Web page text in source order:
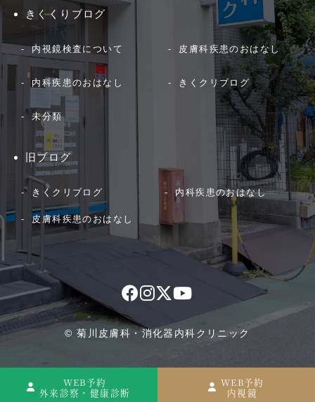
WEB予約
外来診察・健康診断
WEB予約
内視鏡
きくくりブログ
内視鏡検査について 皮膚科疾患のおはなし
内科疾患のおはなし きくクリブログ
未分類
旧ブログ
きくクリブログ 内科疾患のおはなし
皮膚科疾患のおはなし
© 菊川皮膚科・消化器内科クリニック